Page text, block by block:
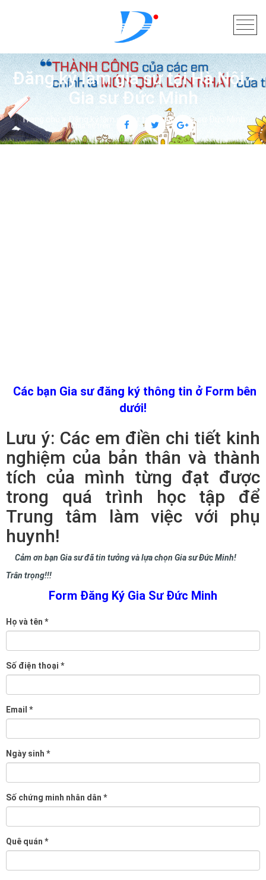
Đăng ký làm gia sư tại Hà Nội -
Gia sư Đức Minh
Trang chủ Đăng ký làm gia sư tại Hà Nội - Gia sư Đức Minh
Chia sẻ trên:
Các bạn Gia sư đăng ký thông tin ở Form bên
dưới!
Lưu ý: Các em điền chi tiết kinh
nghiệm của bản thân và thành
tích của mình từng đạt được
trong quá trình học tập để
Trung tâm làm việc với phụ
huynh!
Cảm ơn bạn Gia sư đã tin tưởng và lựa chọn Gia sư Đức Minh!
Trân trọng!!!
Form Đăng Ký Gia Sư Đức Minh
Họ và tên *
Số điện thoại *
Email *
Ngày sinh *
Số chứng minh nhân dân *
Quê quán *